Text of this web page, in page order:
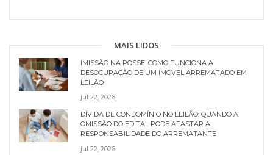
MAIS LIDOS
IMISSÃO NA POSSE: COMO FUNCIONA A
DESOCUPAÇÃO DE UM IMÓVEL ARREMATADO EM
LEILÃO
jul 22, 2026
DÍVIDA DE CONDOMÍNIO NO LEILÃO: QUANDO A
OMISSÃO DO EDITAL PODE AFASTAR A
RESPONSABILIDADE DO ARREMATANTE
jul 22, 2026